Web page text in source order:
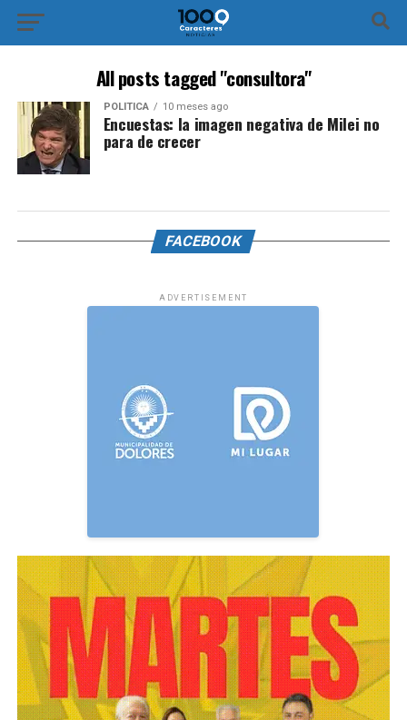
All posts tagged "consultora"
POLÍTICA 10 meses ago
Encuestas: la imagen negativa de Milei no
para de crecer
FACEBOOK
ADVERTISEMENT